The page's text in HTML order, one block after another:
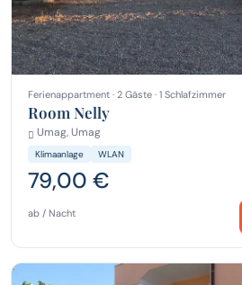
Ferienappartment · 2 Gäste · 1 Schlafzimmer
Room Nelly
Umag, Umag
Klimaanlage WLAN
79,00 €
ab / Nacht